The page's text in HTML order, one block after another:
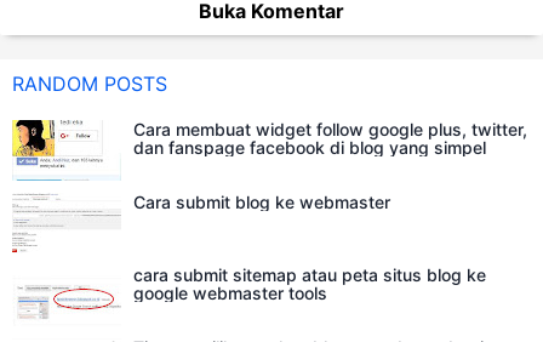
yang berisi tautan tidak akan ditampilkan sebelum
disetujui.
RANDOM POSTS
Cara submit blog ke webmaster